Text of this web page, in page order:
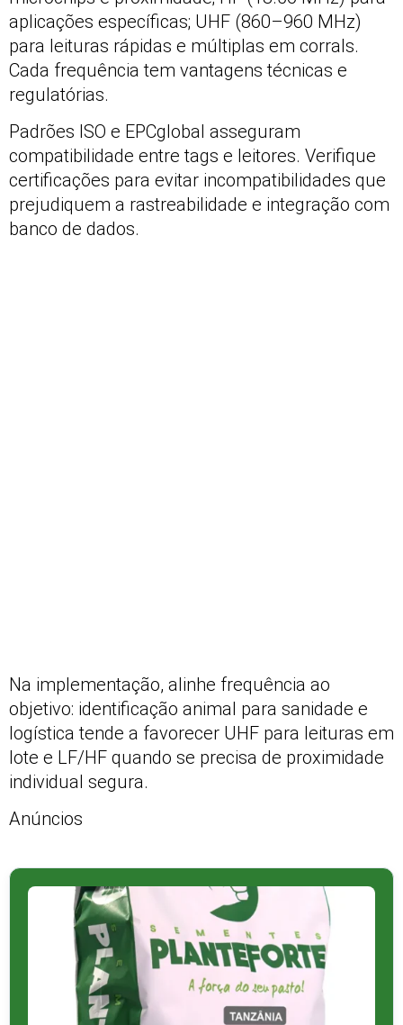
aplicações específicas; UHF (860–960 MHz)
para leituras rápidas e múltiplas em corrals.
Cada frequência tem vantagens técnicas e
regulatórias.
Padrões ISO e EPCglobal asseguram
compatibilidade entre tags e leitores. Verifique
certificações para evitar incompatibilidades que
prejudiquem a rastreabilidade e integração com
banco de dados.
Na implementação, alinhe frequência ao
objetivo: identificação animal para sanidade e
logística tende a favorecer UHF para leituras em
lote e LF/HF quando se precisa de proximidade
individual segura.
Anúncios